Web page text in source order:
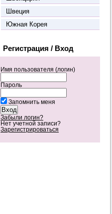
Швеция
Южная Корея
Регистрация / Вход
Имя пользователя (логин)
Пароль
Запомнить меня
Забыли логин?
Нет учетной записи?
Зарегистрироваться